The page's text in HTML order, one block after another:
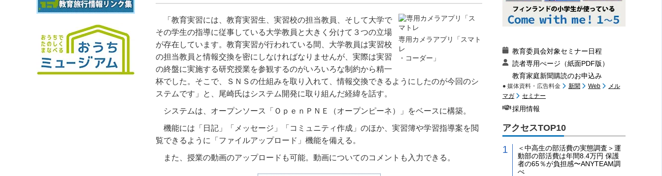
専用カメラアプリ「スマト
レ
・コーダー」
「教育実習には、教育実習生、実習校の担当教員、そして大学で
その学生の指導に従事している大学教員と大きく分けて３つの立場
が存在しています。教育実習が行われている間、大学教員は実習校
の担当教員と情報交換を密にしなければなりませんが、実際は実習
の終盤に実施する研究授業を参観するのがいろいろな制約から精一
杯でした。そこで、ＳＮＳの仕組みを取り入れて、情報交換できるようにしたのが今回のシ
ステムです」と、尾崎氏はシステム開発に取り組んだ経緯を話す。
システムは、オープンソース「ＯｐｅｎＰＮＥ（オープンピーネ）」をベースに構築。
機能には「日記」「メッセージ」「コミュニティ作成」のほか、実習簿や学習指導案を閲
覧できるように「ファイルアップロード」機能を備える。
また、授業の動画のアップロードも可能。動画についてのコメントも入力できる。
教育委員会対象セミナー日程
読者専用ぺージ（紙面PDF版）
教育家庭新聞購読のお申込み
● 媒体資料・広告料金 新聞 Web
メル
マガ
セミナー
採用情報
アクセスTOP10
＜中高生の部活費の実態調査＞運
動部の部活費は年間8.4万円 保護
者の65％が負担感〜ANYTEAM調
べ